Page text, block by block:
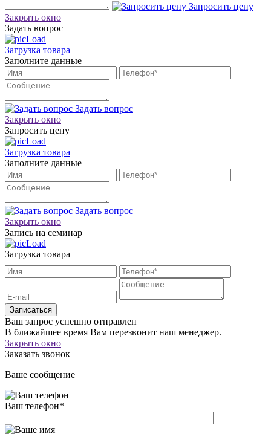
Запросить цену
Закрыть окно
Задать вопрос
Загрузка товара
Заполните данные
Задать вопрос
Закрыть окно
Запросить цену
Загрузка товара
Заполните данные
Задать вопрос
Закрыть окно
Запись на семинар
Загрузка товара
Записаться
Ваш запрос успешно отправлен
В ближайшее время Вам перезвонит наш менеджер.
Закрыть окно
Заказать звонок
Ваше сообщение
Ваш телефон*